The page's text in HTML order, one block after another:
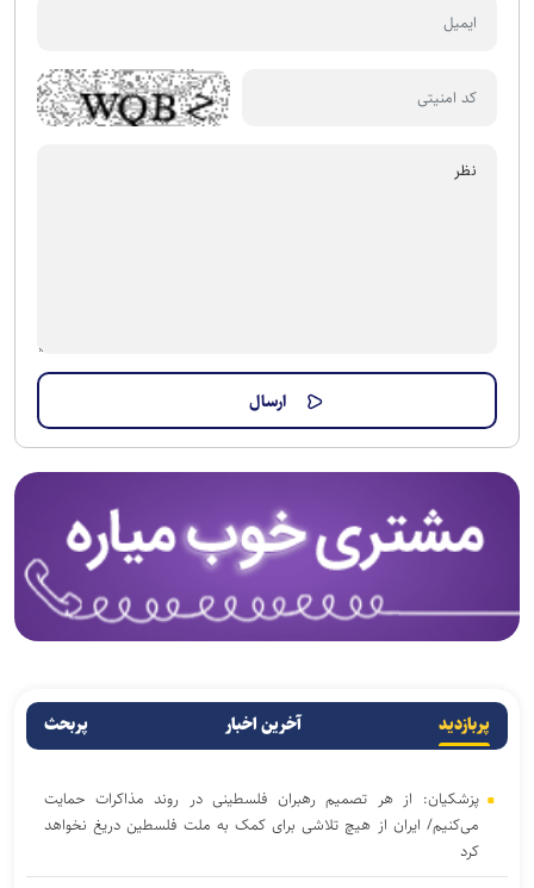
پربازدید آخرین اخبار پربحث
پزشکیان: از هر تصمیم رهبران فلسطینی در روند مذاکرات حمایت
می‌کنیم/ ایران از هیچ تلاشی برای کمک به ملت فلسطین دریغ نخواهد
کرد